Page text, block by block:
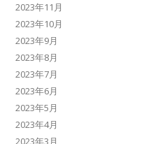
2023年11月
2023年10月
2023年9月
2023年8月
2023年7月
2023年6月
2023年5月
2023年4月
2023年3月